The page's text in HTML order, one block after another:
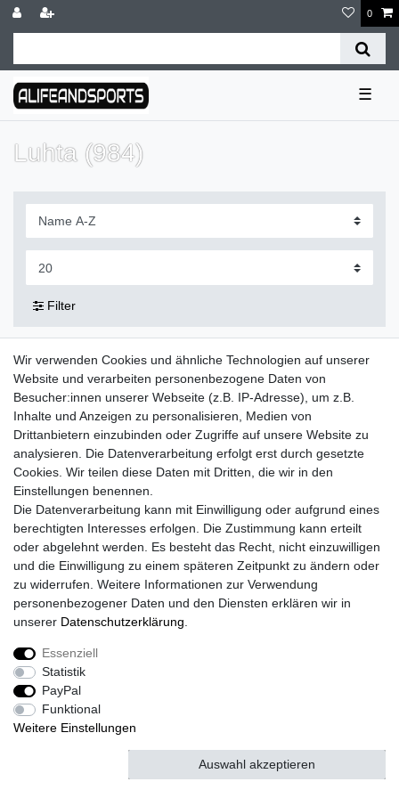
0
☰
Luhta (984)
Filter
Lieferzeit etwa 1 bis 3 Werktage
Versand mit DHL
14 Tage Rückgaberecht
Kontaktieren Sie uns!
Widerrufs­recht Widerrufs­formular Impressum
Daten­schutz­erklärung
Wir verwenden Cookies und ähnliche Technologien auf unserer
Website und verarbeiten personenbezogene Daten von
Besucher:innen unserer Webseite (z.B. IP-Adresse), um z.B.
Inhalte und Anzeigen zu personalisieren, Medien von
Drittanbietern einzubinden oder Zugriffe auf unsere Website zu
analysieren. Die Datenverarbeitung erfolgt erst durch gesetzte
Cookies. Wir teilen diese Daten mit Dritten, die wir in den
Einstellungen benennen.
Die Datenverarbeitung kann mit Einwilligung oder aufgrund eines
berechtigten Interesses erfolgen. Die Zustimmung kann erteilt
oder abgelehnt werden. Es besteht das Recht, nicht einzuwilligen
und die Einwilligung zu einem späteren Zeitpunkt zu ändern oder
zu widerrufen. Weitere Informationen zur Verwendung
personenbezogener Daten und den Diensten erklären wir in
unserer Daten­schutz­erklärung
Essenziell
Statistik
PayPal
Funktional
Weitere Einstellungen
Alle akzeptieren
Auswahl akzeptieren